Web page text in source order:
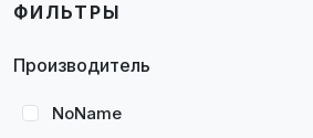
ФИЛЬТРЫ
Производитель
NoName